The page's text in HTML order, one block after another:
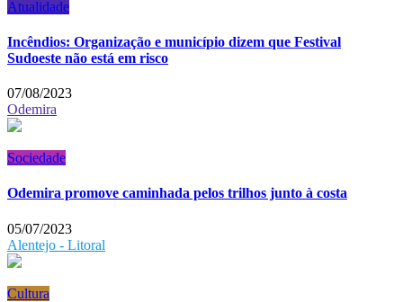
Atualidade
Incêndios: Organização e município dizem que Festival
Sudoeste não está em risco
07/08/2023
Odemira
Sociedade
Odemira promove caminhada pelos trilhos junto à costa
05/07/2023
Alentejo - Litoral
Cultura